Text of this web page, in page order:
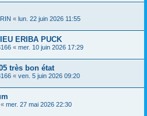
« lun. 22 juin 2026 11:55
ERIBA PUCK
« mer. 10 juin 2026 17:29
très bon état
« ven. 5 juin 2026 09:20
« mer. 27 mai 2026 22:30